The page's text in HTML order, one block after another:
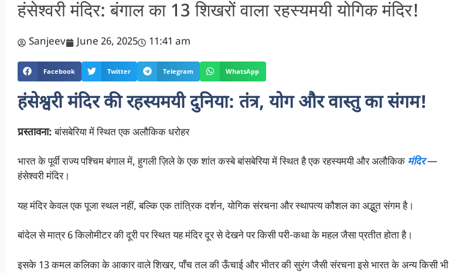
हंसेश्वरी मंदिर: बंगाल का 13 शिखरों वाला रहस्यमयी योगिक मंदिर!
Sanjeev June 26, 2025 11:41 am
Facebook Twitter Telegram WhatsApp
हंसेश्वरी मंदिर की रहस्यमयी दुनिया: तंत्र, योग और वास्तु का संगम!
प्रस्तावना:बांसबेरिया में स्थित एक अलौकिक धरोहर
भारत के पूर्वी राज्य पश्चिम बंगाल में, हुगली ज़िले के एक शांत कस्बे बांसबेरिया में स्थित है एक रहस्यमयी और अलौकिक मंदिर—
हंसेश्वरी मंदिर।
यह मंदिर केवल एक पूजा स्थल नहीं, बल्कि एक तांत्रिक दर्शन, योगिक संरचना और स्थापत्य कौशल का अद्भुत संगम है।
बांदेल से मात्र 6 किलोमीटर की दूरी पर स्थित यह मंदिर दूर से देखने पर किसी परी-कथा के महल जैसा प्रतीत होता है।
इसके 13 कमल कलिका के आकार वाले शिखर, पाँच तल की ऊँचाई और भीतर की सुरंग जैसी संरचना इसे भारत के अन्य किसी भी